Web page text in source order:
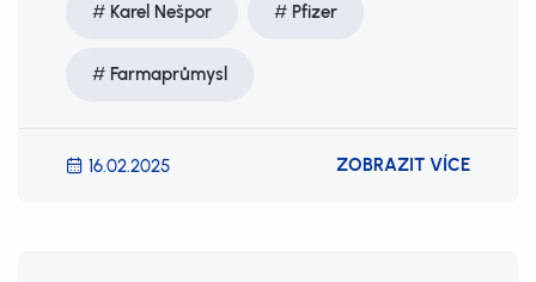
Karel Nešpor Pfizer
Farmaprůmysl
16.02.2025 ZOBRAZIT VÍCE